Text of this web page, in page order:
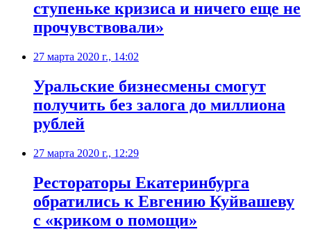
ступеньке кризиса и ничего еще не
прочувствовали»
27 марта 2020 г., 14:02
Уральские бизнесмены смогут
получить без залога до миллиона
рублей
27 марта 2020 г., 12:29
Рестораторы Екатеринбурга
обратились к Евгению Куйвашеву
с «криком о помощи»